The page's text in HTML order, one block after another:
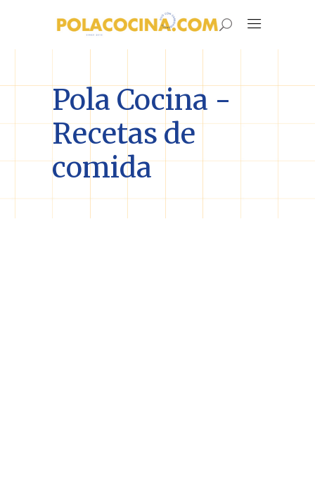
Pola Cocina -
Recetas de
comida